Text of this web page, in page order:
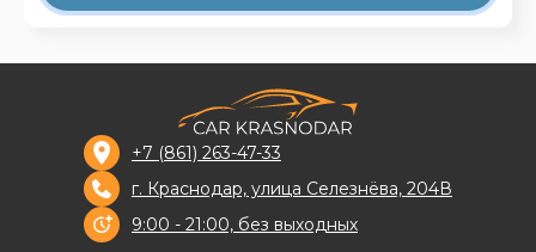
+7 (861) 263-47-33
г. Краснодар, улица Селезнёва, 204В
9:00 - 21:00, без выходных